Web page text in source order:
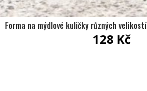
Forma na mýdlové kuličky různých velikostí
128 Kč